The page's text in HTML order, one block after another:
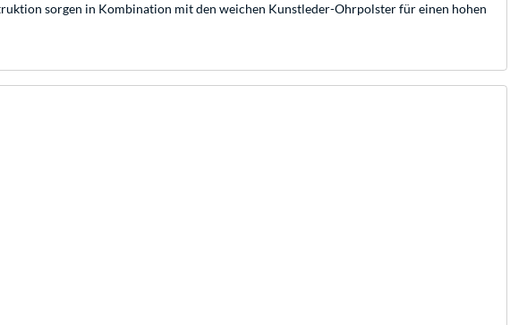
sorgen in Kombination mit den weichen Kunstleder-Ohrpolster für einen hohen